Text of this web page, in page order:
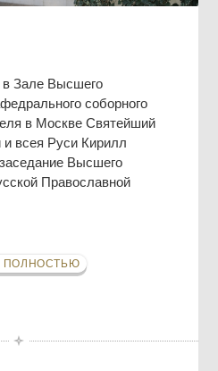
в Зале Высшего
соборного
в Москве Святейший
всея Руси Кирилл
Высшего
Православной
ПОЛНОСТЬЮ